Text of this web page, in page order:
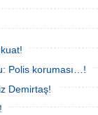
Polis koruması…!
Demirtaş!